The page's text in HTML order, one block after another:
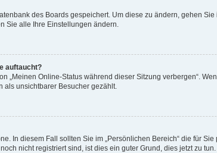
des Boards gespeichert. Um diese zu ändern, gehen
Sie alle Ihre Einstellungen ändern.
auftaucht?
„Meinen Online-Status während dieser Sitzung verbergen“.
als unsichtbarer Besucher gezählt.
In diesem Fall sollten Sie im „Persönlichen Bereich“ die für
nicht registriert sind, ist dies ein guter Grund, dies jetzt zu tun.